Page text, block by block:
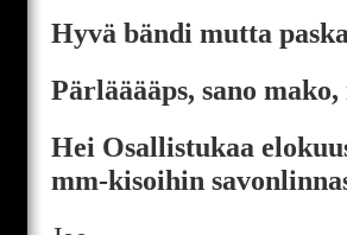
Hyvä bändi mutta
Pärlääääps, sano
Hei Osallistukaa
mm-kisoihin